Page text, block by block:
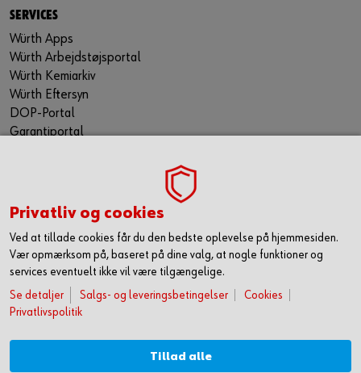
SERVICES
Würth Apps
Würth Arbejdstøjsportal
Würth Kemiarkiv
Würth Eftersyn
DOP-Portal
Garantiportal
WÜRTH TECHNICAL SOFTWARE II
Gå ikke glip af nyheder og skarpe tilbud. Hold dig opdateret
via vores nyhedsbrev. Så får du de seneste nyheder, gode
tilbud og kampagner samt tips og tricks direkte i din
mailindbakke.
Du tilmelder dig her
FØLG OS HER
Privatliv og cookies
Ved at tillade cookies får du den bedste oplevelse på hjemmesiden.
Vær opmærksom på, baseret på dine valg, at nogle funktioner og
services eventuelt ikke vil være tilgængelige.
Se detaljer
Salgs- og leveringsbetingelser
Cookies
Privatlivspolitik
Tillad alle